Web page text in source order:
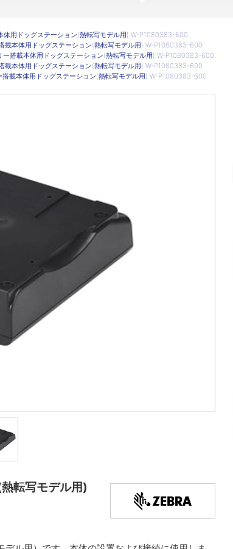
体用ドッグステーション(熱転写モデル用) W-P1080383-600
載本体用ドッグステーション(熱転写モデル用) W-P1080383-600
ー搭載本体用ドッグステーション(熱転写モデル用) W-P1080383-600
載本体用ドッグステーション(熱転写モデル用) W-P1080383-600
搭載本体用ドッグステーション(熱転写モデル用) W-P1080383-600
転写モデル用)